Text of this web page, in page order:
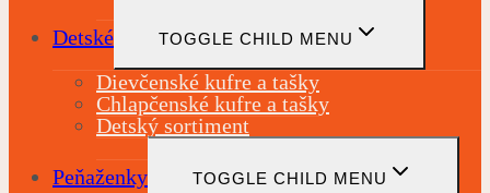
Detské TOGGLE CHILD MENU
Dievčenské kufre a tašky
Chlapčenské kufre a tašky
Detský sortiment
Peňaženky TOGGLE CHILD MENU